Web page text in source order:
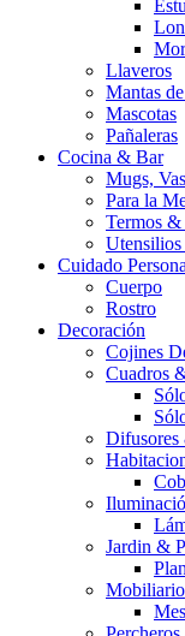
Llaveros
Mantas
Mascotas
Pañaleras
Cocina & Bar
Mugs,
Para la
Termos
Utensilios
Cuidado
Cuerpo
Rostro
Decoración
Cojines
Cuadros
Difusores
Jardin &
Mobiliario